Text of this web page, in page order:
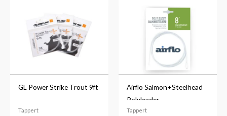
GL Power Strike Trout 9ft
Tappert
Airflo Salmon+Steelhead
Polyleader
Tappert
kr149
til
kr169